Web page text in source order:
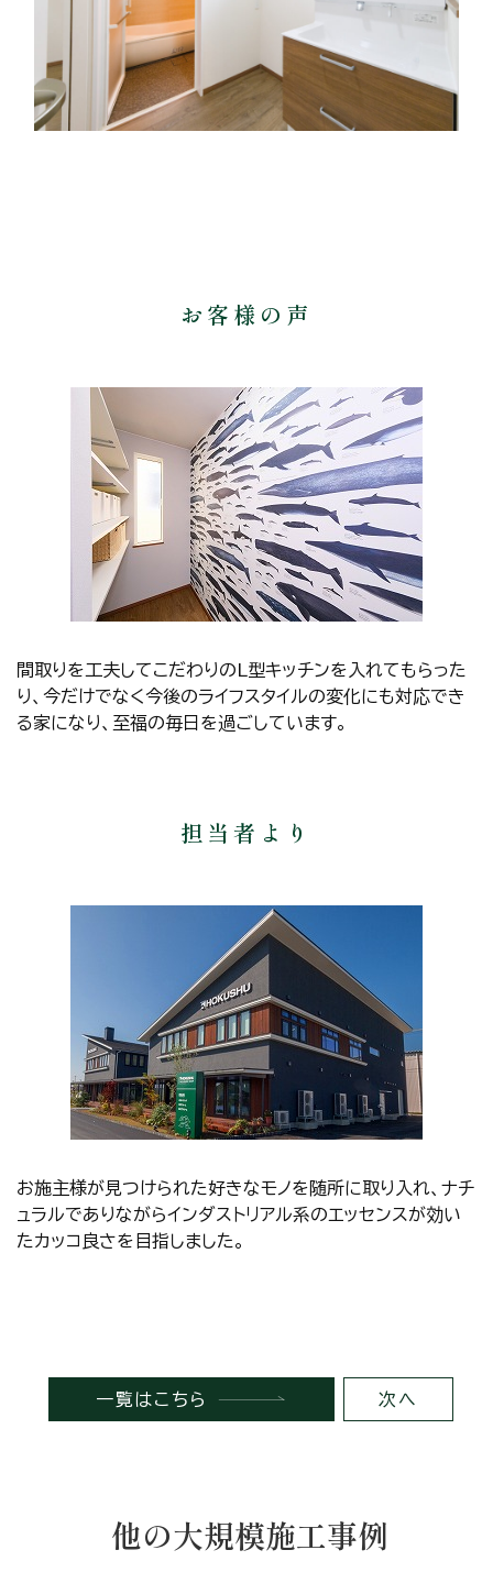
お客様の声
間取りを工夫してこだわりのL型キッチンを入れてもらった
り、今だけでなく今後のライフスタイルの変化にも対応でき
る家になり、至福の毎日を過ごしています。
担当者より
お施主様が見つけられた好きなモノを随所に取り入れ、ナチ
ュラルでありながらインダストリアル系のエッセンスが効い
たカッコ良さを目指しました。
一覧はこちら 次へ
他の大規模施工事例